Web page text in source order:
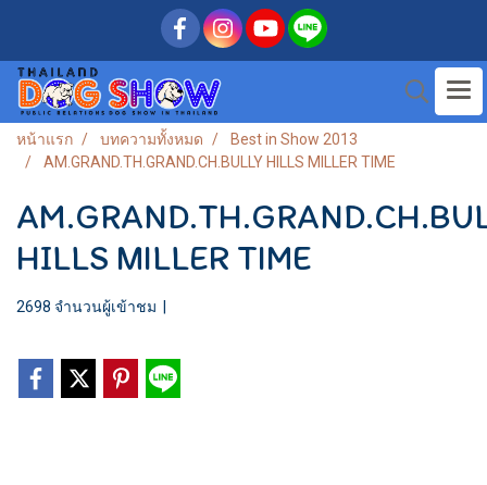
หน้าแรก บทความทั้งหมด
Best in Show 2013
AM.GRAND.TH.GRAND.CH.BULLY HILLS MILLER TIME
HILLS MILLER TIME
2698 จำนวนผู้เข้าชม